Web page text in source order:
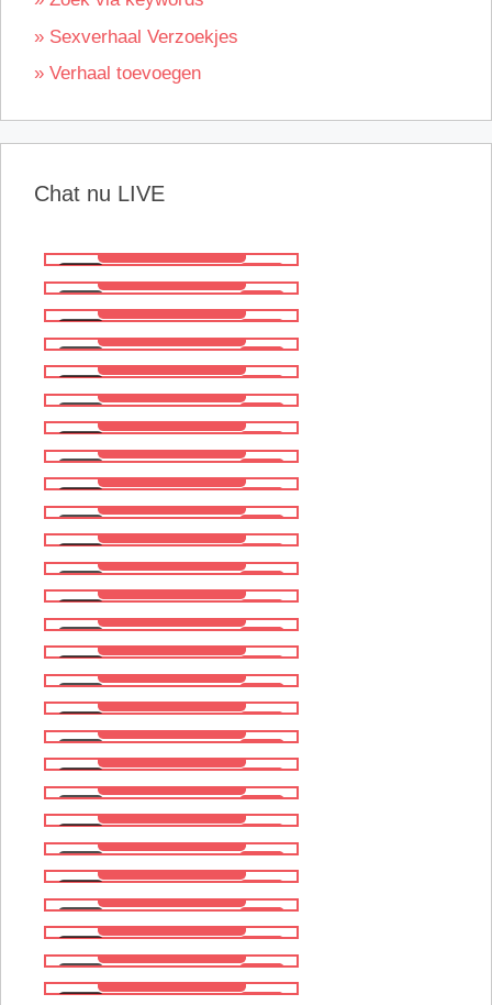
» Sexverhaal Verzoekjes
» Verhaal toevoegen
Chat nu LIVE